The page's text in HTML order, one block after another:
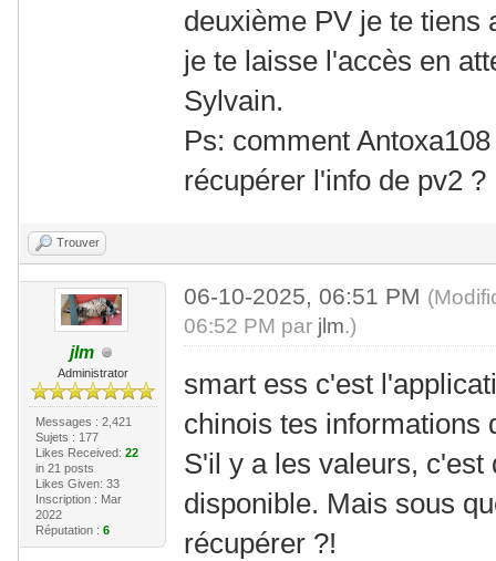
deuxième PV je te tiens
je te laisse l'accès en
Sylvain.
Ps: comment
récupérer l'info de pv2 ?
Trouver
jlm
Administrator
Messages : 2,421
Sujets : 177
Likes Received: 22
in 21 posts
Likes Given: 33
Inscription : Mar
2022
Réputation : 6
06-10-2025, 06:51 PM
06:52 PM par jlm.)
smart ess c'est
chinois tes informations
S'il y a les valeurs, c'est
disponible. Mais sous
récupérer ?!